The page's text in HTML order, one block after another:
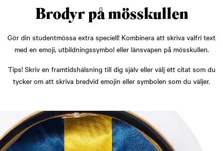
Brodyr på mösskullen
Gör din studentmössa extra speciell! Kombinera att skriva valfri text
med en emoji, utbildningssymbol eller länsvapen på mösskullen.
Tips! Skriv en framtidshälsning till dig själv eller välj ett citat som du
tycker om att skriva bredvid emojin eller symbolen som du väljer.